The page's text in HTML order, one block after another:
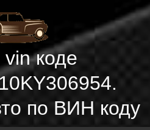
коде
по ВИН коду